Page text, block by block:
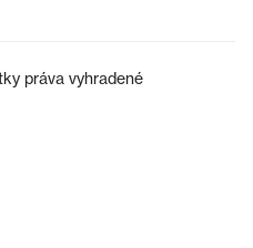
práva vyhradené